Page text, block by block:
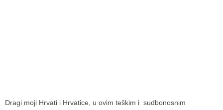
Dragi moji Hrvati i Hrvatice, u ovim teškim i sudbonosnim